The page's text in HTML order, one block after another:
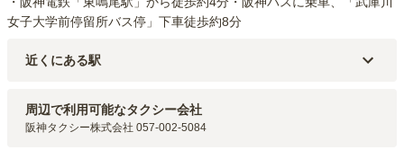
女子大学前停留所バス停」下車徒歩約8分
近くにある駅
阪神武庫川線
洲先駅（833m）
阪神本線
鳴尾駅（1.3km）
周辺で利用可能なタクシー会社
阪神タクシー株式会社 057-002-5084